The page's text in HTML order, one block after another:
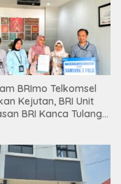
BRImo Telkomsel
Kejutan, BRI Unit
BRI Kanca Tulang